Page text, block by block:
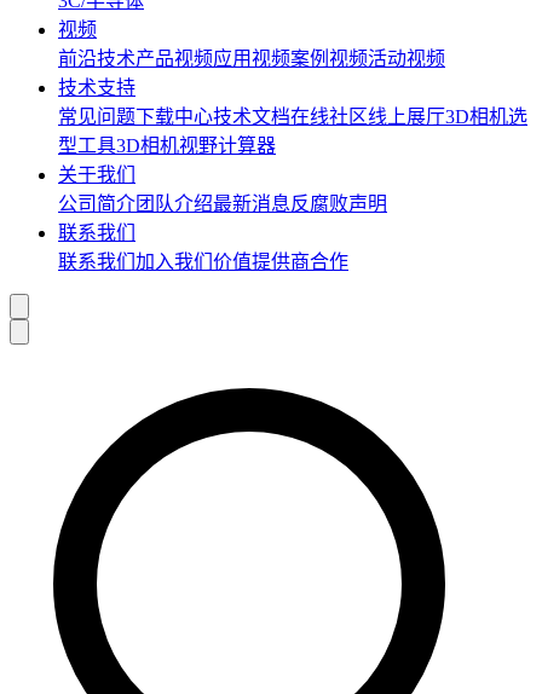
视频
前沿技术产品视频应用视频案例视频活动视频
技术支持
常见问题下载中心技术文档在线社区线上展厅3D相机选
型工具3D相机视野计算器
关于我们
公司简介团队介绍最新消息反腐败声明
联系我们
联系我们 加入我们 价值提供商合作